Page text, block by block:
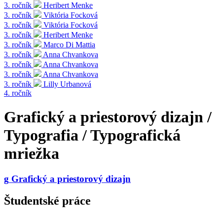
3. ročník
Heribert Menke
3. ročník
Viktória Focková
3. ročník
Viktória Focková
3. ročník
Heribert Menke
3. ročník
Marco Di Mattia
3. ročník
Anna Chvankova
3. ročník
Anna Chvankova
3. ročník
Anna Chvankova
3. ročník
Lilly Urbanová
4. ročník
Grafický a priestorový dizajn /
Typografia / Typografická
mriežka
g Grafický a priestorový dizajn
Študentské práce